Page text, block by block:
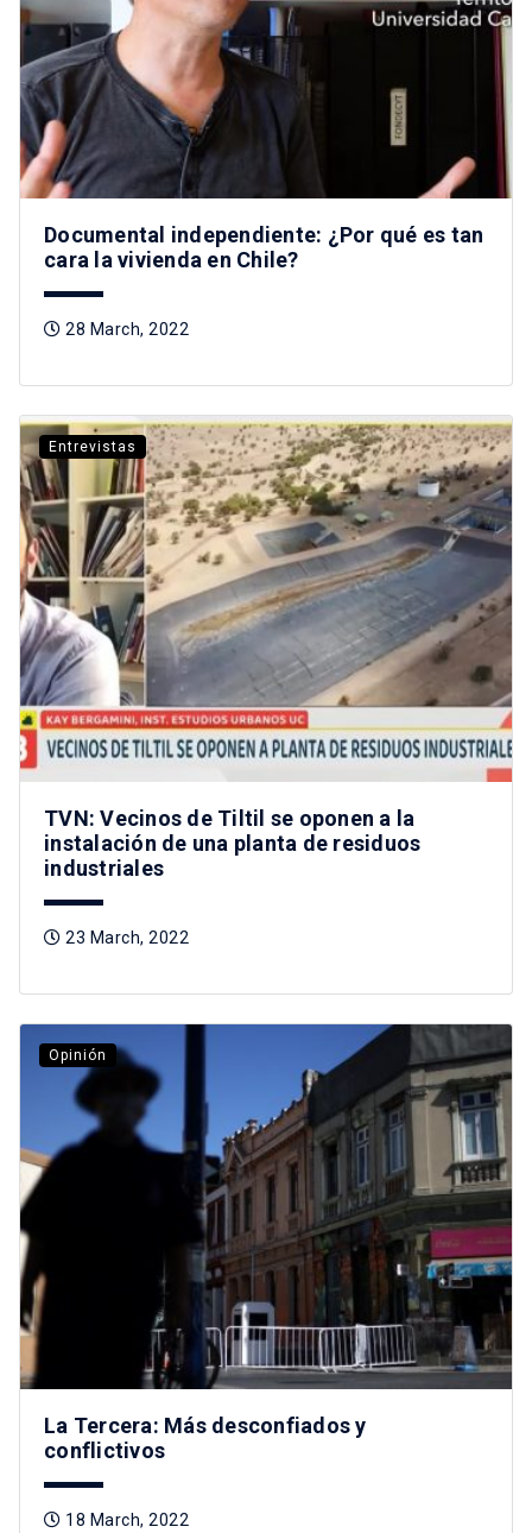
Documental independiente: ¿Por qué es tan
cara la vivienda en Chile?
28 March, 2022
Entrevistas
TVN: Vecinos de Tiltil se oponen a la
instalación de una planta de residuos
industriales
23 March, 2022
Opinión
La Tercera: Más desconfiados y
conflictivos
18 March, 2022